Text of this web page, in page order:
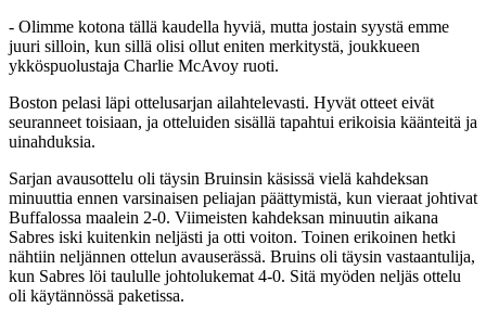
- Olimme kotona tällä kaudella hyviä, mutta jostain syystä emme
juuri silloin, kun sillä olisi ollut eniten merkitystä, joukkueen
ykköspuolustaja Charlie McAvoy ruoti.
Boston pelasi läpi ottelusarjan ailahtelevasti. Hyvät otteet eivät
seuranneet toisiaan, ja otteluiden sisällä tapahtui erikoisia käänteitä ja
uinahduksia.
Sarjan avausottelu oli täysin Bruinsin käsissä vielä kahdeksan
minuuttia ennen varsinaisen peliajan päättymistä, kun vieraat johtivat
Buffalossa maalein 2-0. Viimeisten kahdeksan minuutin aikana
Sabres iski kuitenkin neljästi ja otti voiton. Toinen erikoinen hetki
nähtiin neljännen ottelun avauserässä. Bruins oli täysin vastaantulija,
kun Sabres löi taululle johtolukemat 4-0. Sitä myöden neljäs ottelu
oli käytännössä paketissa.